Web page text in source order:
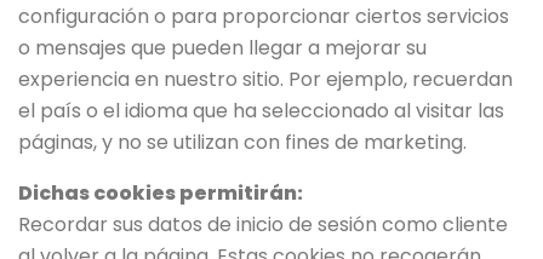
configuración o para proporcionar ciertos servicios
o mensajes que pueden llegar a mejorar su
experiencia en nuestro sitio. Por ejemplo, recuerdan
el país o el idioma que ha seleccionado al visitar las
páginas, y no se utilizan con fines de marketing.
Dichas cookies permitirán:
Recordar sus datos de inicio de sesión como cliente